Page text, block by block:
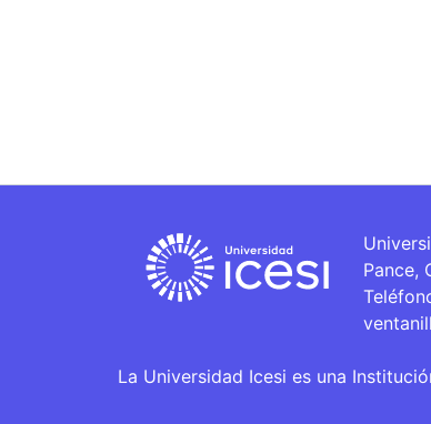
Pance,
La Universidad Icesi es una